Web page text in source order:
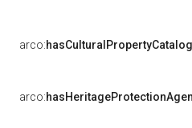
arco:
arco: